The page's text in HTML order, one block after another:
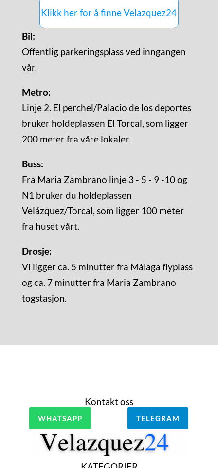
Klikk her for å finne Velazquez24
Bil:
Offentlig parkeringsplass ved inngangen
vår.
Metro:
Linje 2. El perchel/Palacio de los deportes
bruker holdeplassen El Torcal, som ligger
200 meter fra våre lokaler.
Buss:
Fra Maria Zambrano linje 3 - 5 - 9 -10 og
N1 bruker du holdeplassen
Velázquez/Torcal, som ligger 100 meter
fra huset vårt.
Drosje:
Vi ligger ca. 5 minutter fra Málaga flyplass
og ca. 7 minutter fra Maria Zambrano
togstasjon.
Kontakt oss
WHATSAPP TELEGRAM